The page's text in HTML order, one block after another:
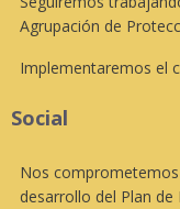
Agrupación de
Implementaremos el
Social
Nos
desarrollo del Plan de